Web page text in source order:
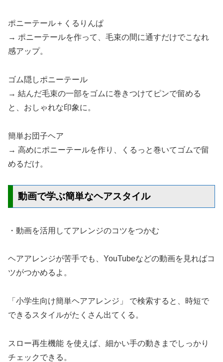
ポニーテール＋くるりんぱ
→ ポニーテールを作って、毛束の間に通すだけでこなれ
感アップ。
ゴム隠しポニーテール
→ 結んだ毛束の一部をゴムに巻きつけてピンで留める
と、おしゃれな印象に。
簡単お団子ヘア
→ 高めにポニーテールを作り、くるっと巻いてゴムで留
めるだけ。
動画で学ぶ簡単なヘアスタイル
・動画を活用してアレンジのコツをつかむ
ヘアアレンジが苦手でも、YouTubeなどの動画を見ればコ
ツがつかめるよ。
「小学生向け簡単ヘアアレンジ」 で検索すると、時短で
できるスタイルがたくさん出てくる。
スロー再生機能 を使えば、細かい手の動きまでしっかり
チェックできる。